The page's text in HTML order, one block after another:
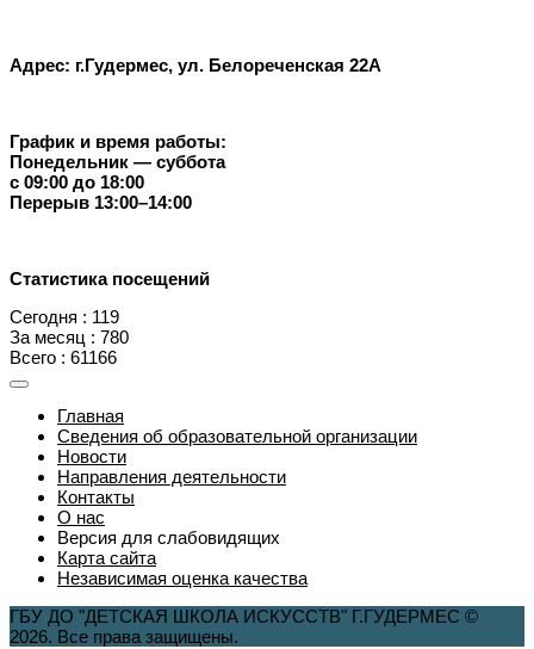
Адрес: г.Гудермес, ул. Белореченская 22А
График и время работы:
Понедельник — суббота
с 09:00 до 18:00
Перерыв 13:00–14:00
Статистика посещений
Сегодня : 119
За месяц : 780
Всего : 61166
Главная
Сведения об образовательной организации
Новости
Направления деятельности
Контакты
О нас
Версия для слабовидящих
Карта сайта
Независимая оценка качества
ГБУ ДО "ДЕТСКАЯ ШКОЛА ИСКУССТВ" Г.ГУДЕРМЕС ©
2026. Все права защищены.